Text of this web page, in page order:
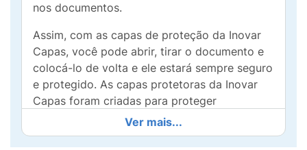
nos documentos.
Assim, com as capas de proteção da Inovar
Capas, você pode abrir, tirar o documento e
colocá-lo de volta e ele estará sempre seguro
e protegido. As capas protetoras da Inovar
Capas foram criadas para proteger
documentos que não podem ser plastificados.
Ver mais...